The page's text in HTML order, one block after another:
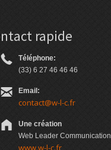
rapide
Téléphone:
(33) 6 27 46 46 46
Email:
contact@w-l-c.fr
Une création
Web Leader Communication
www.w-l-c.fr